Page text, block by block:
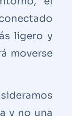
ligero y
moverse
y no una